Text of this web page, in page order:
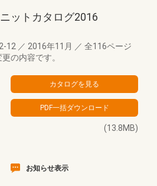
ットカタログ2016
12 ／ 2016年11月 ／ 全116ページ
の内容です。
(13.8MB)
お知らせ表示